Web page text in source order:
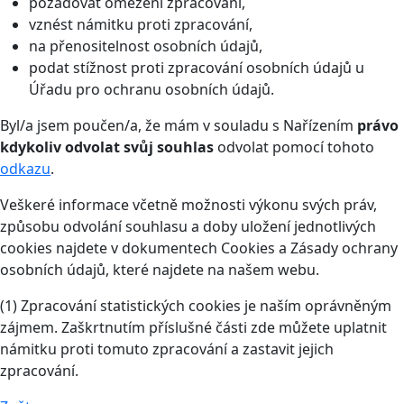
vznést námitku proti zpracování,
na přenositelnost osobních údajů,
podat stížnost proti zpracování osobních údajů u
Úřadu pro ochranu osobních údajů.
Byl/a jsem poučen/a, že mám v souladu s Nařízením právo
kdykoliv odvolat svůj souhlas odvolat pomocí tohoto
odkazu.
Veškeré informace včetně možnosti výkonu svých práv,
způsobu odvolání souhlasu a doby uložení jednotlivých
cookies najdete v dokumentech Cookies a Zásady ochrany
osobních údajů, které najdete na našem webu.
(1) Zpracování statistických cookies je naším oprávněným
zájmem. Zaškrtnutím příslušné části zde můžete uplatnit
námitku proti tomuto zpracování a zastavit jejich
zpracování.